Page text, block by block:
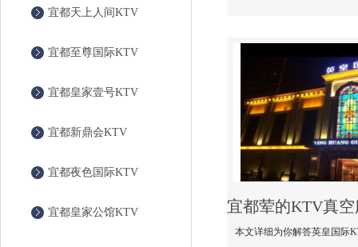
宜都天上人间KTV
宜都至尊国际KTV
宜都皇家壹号KTV
宜都新鼎会KTV
宜都夜色国际KTV
宜都皇家公馆KTV